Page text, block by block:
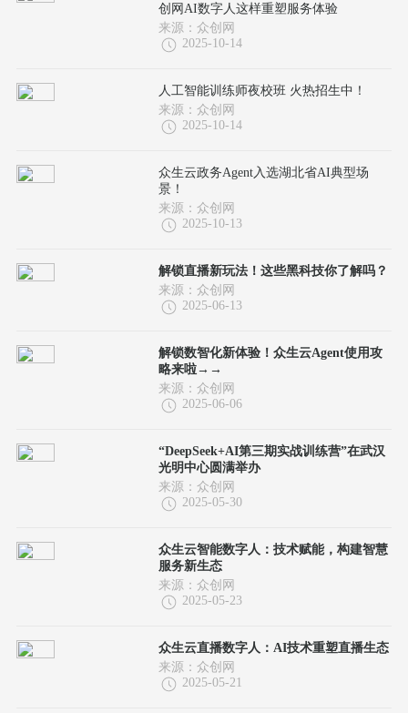
创网AI数字人这样重塑服务体验
来源：众创网
2025-10-14
人工智能训练师夜校班 火热招生中！
来源：众创网
2025-10-14
众生云政务Agent入选湖北省AI典型场
景！
来源：众创网
2025-10-13
解锁直播新玩法！这些黑科技你了解吗？
来源：众创网
2025-06-13
解锁数智化新体验！众生云Agent使用攻
略来啦→→
来源：众创网
2025-06-06
“DeepSeek+AI第三期实战训练营”在武汉
光明中心圆满举办
来源：众创网
2025-05-30
众生云智能数字人：技术赋能，构建智慧
服务新生态
来源：众创网
2025-05-23
众生云直播数字人：AI技术重塑直播生态
来源：众创网
2025-05-21